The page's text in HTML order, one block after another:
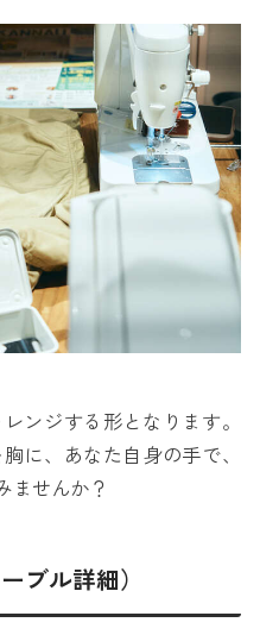
ンジする形となります。
に、あなた自身の手で、
ませんか？
ブル詳細）